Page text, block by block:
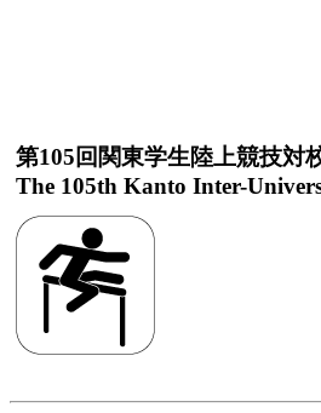
第105回関東学生陸上競技対
The 105th Kanto Inter-